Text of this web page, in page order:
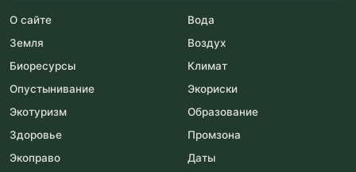
О сайте
Вода
Земля
Воздух
Биоресурсы
Климат
Опустынивание
Экориски
Экотуризм
Образование
Здоровье
Промзона
Экоправо
Даты